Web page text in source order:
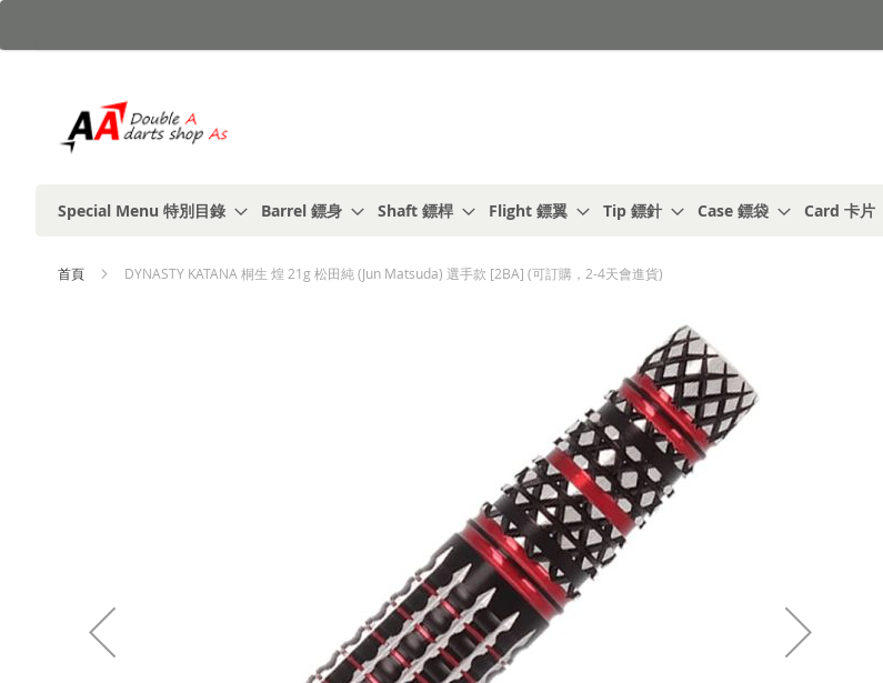
到
Special Menu 特別目錄
Barrel 鏢身 Shaft 鏢桿 Flight 鏢翼 Tip 鏢針 Case 鏢袋 Card 卡片
首頁 DYNASTY KATANA 桐生 煌 21g 松田純 (Jun Matsuda) 選手款 [2BA] (可訂購，2-4天會進貨)